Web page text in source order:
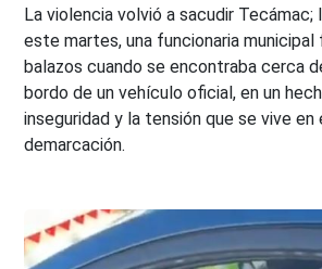
La violencia volvió a sacudir Tecámac;
este martes, una funcionaria municipal
balazos cuando se encontraba cerca
bordo de un vehículo oficial, en un
inseguridad y la tensión que se vive en
demarcación.